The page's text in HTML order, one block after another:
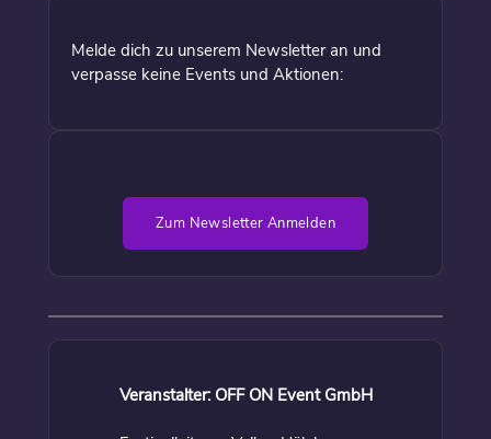
Melde dich zu unserem Newsletter an und
verpasse keine Events und Aktionen:
Zum Newsletter Anmelden
Veranstalter: OFF ON Event GmbH